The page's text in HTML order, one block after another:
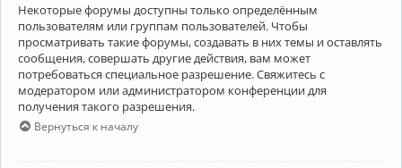
Некоторые форумы доступны только определённым
пользователям или группам пользователей. Чтобы
просматривать такие форумы, создавать в них темы и оставлять
сообщения, совершать другие действия, вам может
потребоваться специальное разрешение. Свяжитесь с
модератором или администратором конференции для
получения такого разрешения.
Вернуться к началу